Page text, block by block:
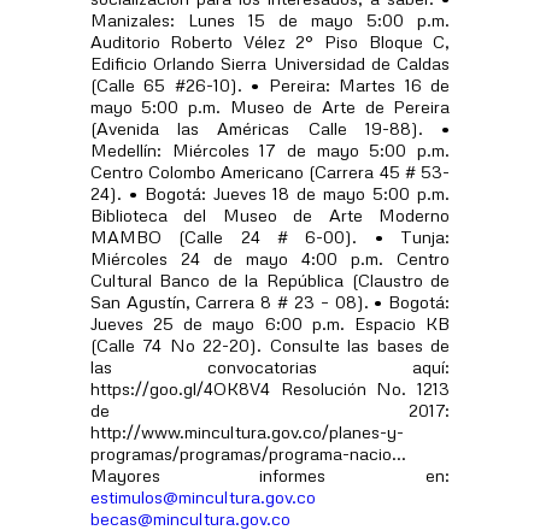
Manizales: Lunes 15 de mayo 5:00 p.m.
Auditorio Roberto Vélez 2° Piso Bloque C,
Edificio Orlando Sierra Universidad de Caldas
(Calle 65 #26-10). • Pereira: Martes 16 de
mayo 5:00 p.m. Museo de Arte de Pereira
(Avenida las Américas Calle 19-88). •
Medellín: Miércoles 17 de mayo 5:00 p.m.
Centro Colombo Americano (Carrera 45 # 53-
24). • Bogotá: Jueves 18 de mayo 5:00 p.m.
Biblioteca del Museo de Arte Moderno
MAMBO (Calle 24 # 6-00). • Tunja:
Miércoles 24 de mayo 4:00 p.m. Centro
Cultural Banco de la República (Claustro de
San Agustín, Carrera 8 # 23 – 08). • Bogotá:
Jueves 25 de mayo 6:00 p.m. Espacio KB
(Calle 74 No 22-20). Consulte las bases de
las convocatorias aquí:
https://goo.gl/4OK8V4 Resolución No. 1213
de 2017:
http://www.mincultura.gov.co/planes-y-
programas/programas/programa-nacio...
Mayores informes en:
estimulos@mincultura.gov.co
becas@mincultura.gov.co